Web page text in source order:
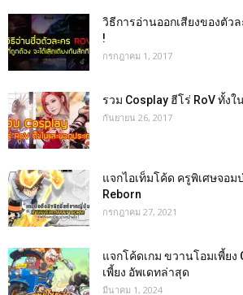
วิธีการอ่านออกเสียงของตัว
!
กรกฎาคม 1, 2017
รวม Cosplay ฮีโร่ RoV ทั้ง
กันยายน 26, 2017
แจกไอเท็มโค้ด ครูพิเศษจอ
Reborn
กรกฎาคม 27, 2021
แจกโค้ดเกม ขวานโอมเพี้ยง
เพี้ยง อัพเดทล่าสุด
มีนาคม 1, 2024